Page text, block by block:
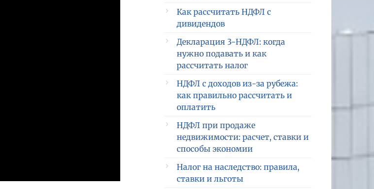
Как рассчитать НДФЛ с
дивидендов
Декларация 3-НДФЛ: когда
нужно подавать и как
рассчитать налог
НДФЛ с доходов из-за рубежа:
как правильно рассчитать и
оплатить
НДФЛ при продаже
недвижимости: расчет, ставки и
способы экономии
Налог на наследство: правила,
ставки и льготы